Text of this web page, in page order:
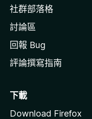
社群部落格
討論區
回報 Bug
評論撰寫指南
下載
Download Firefox